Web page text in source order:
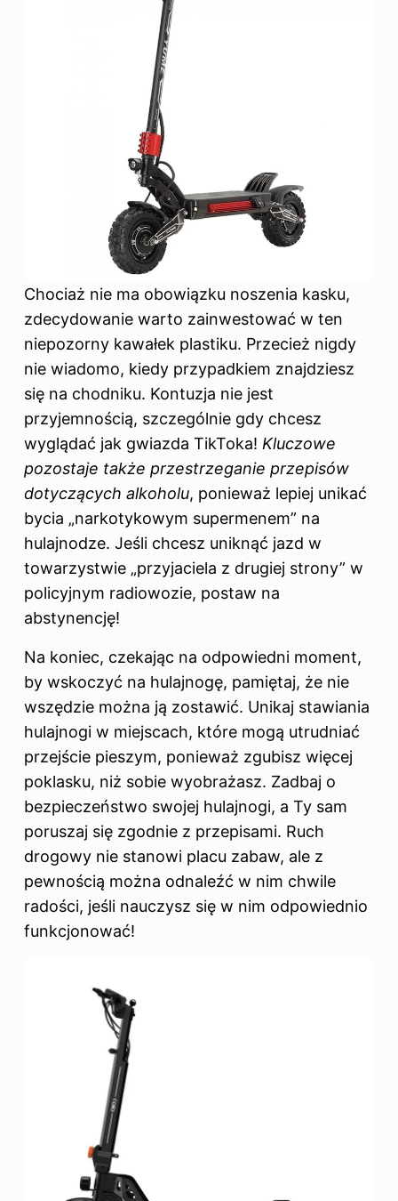
Chociaż nie ma obowiązku noszenia kasku,
zdecydowanie warto zainwestować w ten
niepozorny kawałek plastiku. Przecież nigdy
nie wiadomo, kiedy przypadkiem znajdziesz
się na chodniku. Kontuzja nie jest
przyjemnością, szczególnie gdy chcesz
wyglądać jak gwiazda TikToka! Kluczowe
pozostaje także przestrzeganie przepisów
dotyczących alkoholu, ponieważ lepiej unikać
bycia „narkotykowym supermenem” na
hulajnodze. Jeśli chcesz uniknąć jazd w
towarzystwie „przyjaciela z drugiej strony” w
policyjnym radiowozie, postaw na
abstynencję!
Na koniec, czekając na odpowiedni moment,
by wskoczyć na hulajnogę, pamiętaj, że nie
wszędzie można ją zostawić. Unikaj stawiania
hulajnogi w miejscach, które mogą utrudniać
przejście pieszym, ponieważ zgubisz więcej
poklasku, niż sobie wyobrażasz. Zadbaj o
bezpieczeństwo swojej hulajnogi, a Ty sam
poruszaj się zgodnie z przepisami. Ruch
drogowy nie stanowi placu zabaw, ale z
pewnością można odnaleźć w nim chwile
radości, jeśli nauczysz się w nim odpowiednio
funkcjonować!